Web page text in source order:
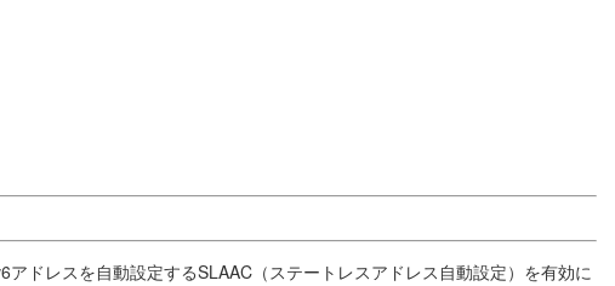
ドレスを自動設定するSLAAC（ステートレスアドレス自動設定）を有効に